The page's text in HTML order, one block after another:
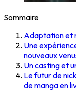
Sommaire
Adaptation et
Une
nouveaux
Un casting et
Le futur de
de manga en